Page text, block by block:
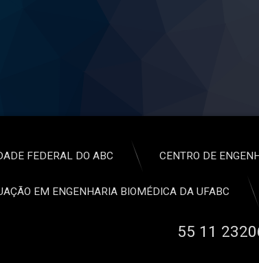
FEDERAL DO ABC CENTRO DE
EM ENGENHARIA BIOMÉDICA DA UFABC
Tel:
55 11